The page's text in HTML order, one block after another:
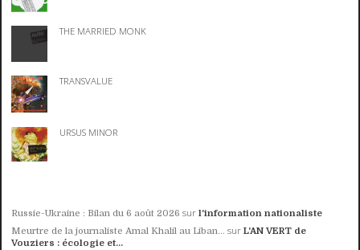
THE MARRIED MONK
TRANSVALUE
URSUS MINOR
Russie-Ukraine : Bilan du 6 août 2026 surl'information nationaliste
Meurtre de la journaliste Amal Khalil au Liban... surL'AN VERT de
Vouziers : écologie et...